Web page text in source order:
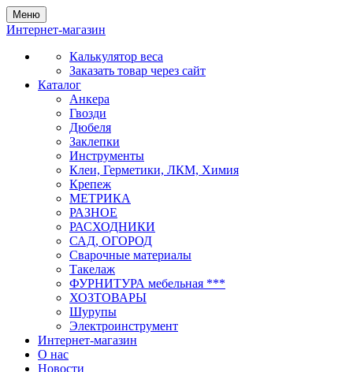
Меню
Интернет-магазин
Калькулятор веса
Заказать товар через сайт
Каталог
Анкера
Гвозди
Дюбеля
Заклепки
Инструменты
Клеи, Герметики, ЛКМ, Химия
Крепеж
МЕТРИКА
РАЗНОЕ
РАСХОДНИКИ
САД, ОГОРОД
Сварочные материалы
Такелаж
ФУРНИТУРА мебельная ***
ХОЗТОВАРЫ
Шурупы
Электроинструмент
Интернет-магазин
О нас
Новости